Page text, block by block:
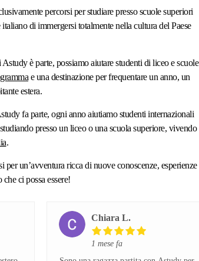
percorsi per studiare presso scuole superiori
di immergersi totalmente nella cultura del Paese
è parte, possiamo aiutare studenti di liceo e scuole
e una destinazione per frequentare un anno, un
estera.
fa parte, ogni anno aiutiamo studenti internazionali
presso un liceo o una scuola superiore, vivendo
.
per un’avventura ricca di nuove conoscenze, esperienze
ci possa essere!
Chiara L.
1 mese fa